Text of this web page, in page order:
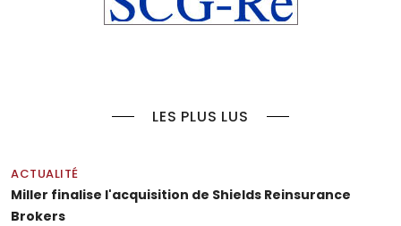
LES PLUS LUS
ACTUALITÉ
Miller finalise l'acquisition de Shields Reinsurance
Brokers